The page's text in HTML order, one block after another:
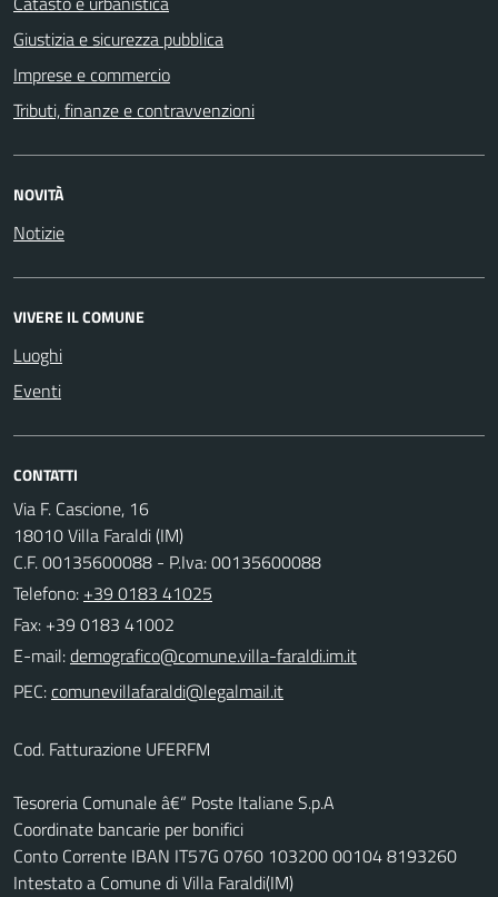
Giustizia e sicurezza pubblica
Imprese e commercio
Tributi, finanze e contravvenzioni
NOVITÀ
Notizie
VIVERE IL COMUNE
Luoghi
Eventi
CONTATTI
Via F. Cascione, 16
18010 Villa Faraldi (IM)
C.F. 00135600088 - P.Iva: 00135600088
Telefono: +39 0183 41025
Fax: +39 0183 41002
E-mail:
PEC:
Cod. Fatturazione UFERFM
Tesoreria Comunale â€“ Poste Italiane S.p.A
Coordinate bancarie per bonifici
Conto Corrente IBAN IT57G 0760 103200 00104 8193260
Intestato a Comune di Villa Faraldi(IM)